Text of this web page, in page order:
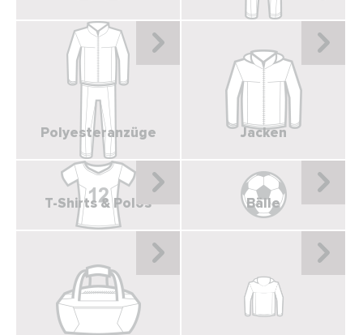
Adressen
Zahlungsarten
Bestellungen
Widerruf erklären
Polyesteranzüge Jacken
T-Shirts & Polos Bälle